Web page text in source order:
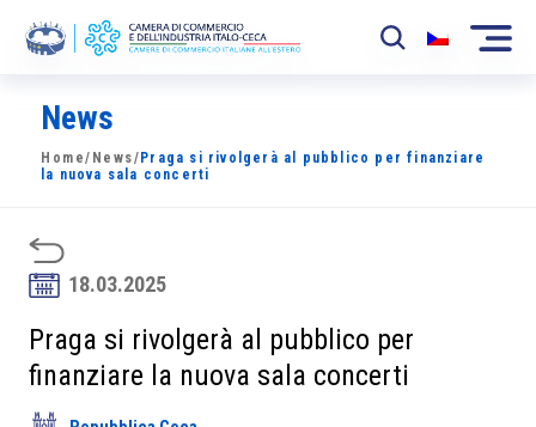
La Camera
News
Sviluppo Mercato
Soci
Partner
News
Home/ News/ Praga si rivolgerà al pubblico per finanziare
la nuova sala concerti
18.03.2025
Praga si rivolgerà al pubblico per
finanziare la nuova sala concerti